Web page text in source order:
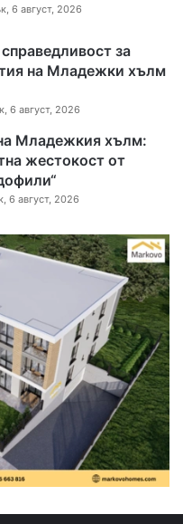
6 август, 2026
за
на Младежки хълм
6 август, 2026
Младежкия хълм:
жестокост от
6 август, 2026